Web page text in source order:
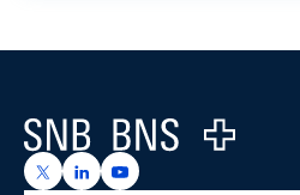
Logo
https://x.com/snb_bns
https://https://